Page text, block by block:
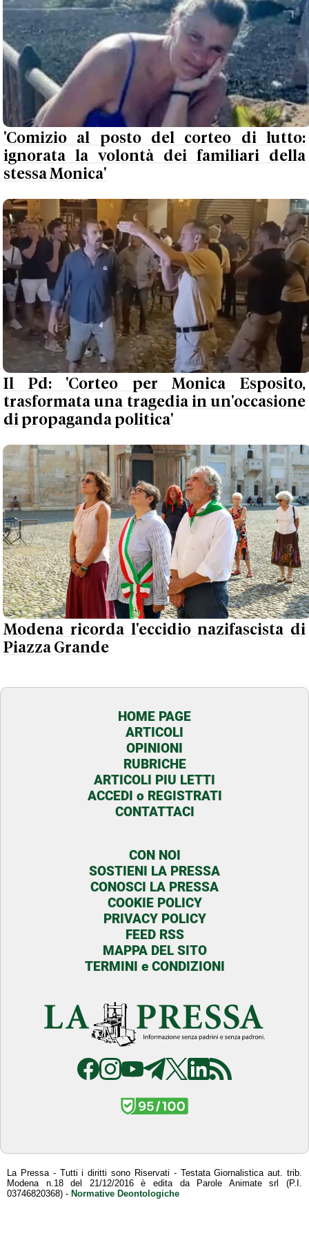
'Comizio al posto del corteo di lutto:
ignorata la volontà dei familiari della
stessa Monica'
Il Pd: 'Corteo per Monica Esposito,
trasformata una tragedia in un'occasione
di propaganda politica'
Modena ricorda l'eccidio nazifascista di
Piazza Grande
HOME PAGE
ARTICOLI
OPINIONI
RUBRICHE
ARTICOLI PIU LETTI
ACCEDI o REGISTRATI
CONTATTACI
CON NOI
SOSTIENI LA PRESSA
CONOSCI LA PRESSA
COOKIE POLICY
PRIVACY POLICY
FEED RSS
MAPPA DEL SITO
TERMINI e CONDIZIONI
La Pressa - Tutti i diritti sono Riservati - Testata Giornalistica aut. trib.
Modena n.18 del 21/12/2016 è edita da Parole Animate srl (P.I.
03746820368) - Normative Deontologiche